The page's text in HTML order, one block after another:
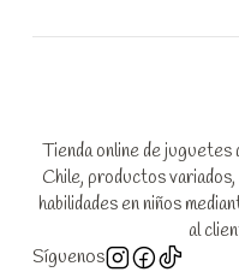
Tienda online de juguetes
Chile, productos
habilidades en niños
al
Síguenos